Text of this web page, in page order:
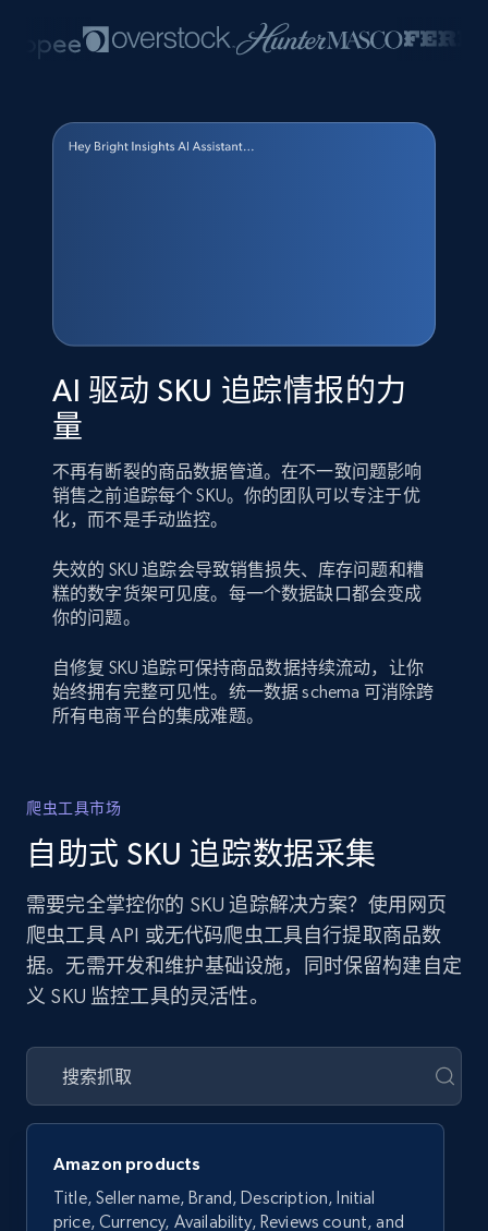
AI 驱动 SKU 追踪情报的力
量
不再有断裂的商品数据管道。在不一致问题影响
销售之前追踪每个 SKU。你的团队可以专注于优
化，而不是手动监控。
失效的 SKU 追踪会导致销售损失、库存问题和糟
糕的数字货架可见度。每一个数据缺口都会变成
你的问题。
自修复 SKU 追踪可保持商品数据持续流动，让你
始终拥有完整可见性。统一数据 schema 可消除跨
所有电商平台的集成难题。
爬虫工具市场
自助式 SKU 追踪数据采集
需要完全掌控你的 SKU 追踪解决方案？使用网页
爬虫工具 API 或无代码爬虫工具自行提取商品数
据。无需开发和维护基础设施，同时保留构建自定
义 SKU 监控工具的灵活性。
Amazon products
Title, Seller name, Brand, Description, Initial
price, Currency, Availability, Reviews count, and